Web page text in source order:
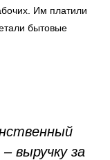
Им платили
бытовые
выручку за